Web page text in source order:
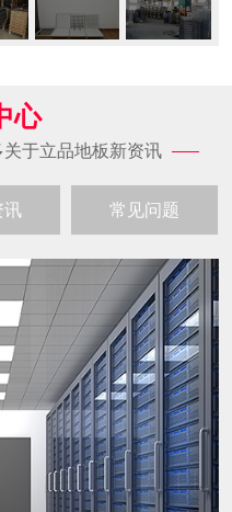
心
于立品地板新资讯
讯 常见问题